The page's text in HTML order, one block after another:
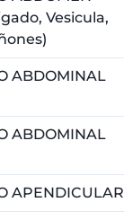
Vesicula,
ABDOMINAL
ABDOMINAL
APENDICULAR